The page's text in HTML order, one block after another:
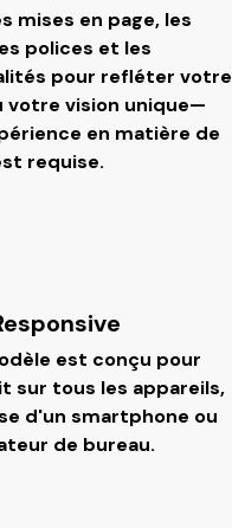
mises en page, les
polices et les
pour refléter votre
votre vision unique—
en matière de
requise.
est conçu pour
sur tous les appareils,
d'un smartphone ou
de bureau.